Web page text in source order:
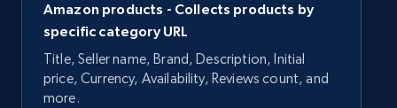
Amazon products - Collects products by
specific category URL
Title, Seller name, Brand, Description, Initial
price, Currency, Availability, Reviews count, and
more.